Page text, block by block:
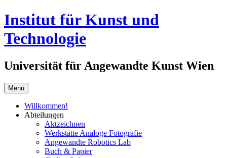
Springe
zum
Inhalt
Institut für Kunst und
Technologie
Universität für Angewandte Kunst Wien
Menü
Willkommen!
Abteilungen
Aktzeichnen
Werkstätte Analoge Fotografie
Angewandte Robotics Lab
Buch & Papier